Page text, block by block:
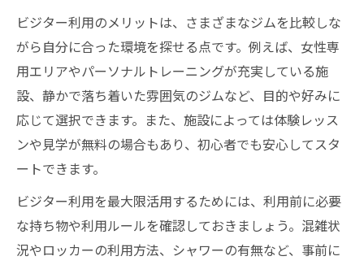
ビジター利用のメリットは、さまざまなジムを比較しな
がら自分に合った環境を探せる点です。例えば、女性専
用エリアやパーソナルトレーニングが充実している施
設、静かで落ち着いた雰囲気のジムなど、目的や好みに
応じて選択できます。また、施設によっては体験レッス
ンや見学が無料の場合もあり、初心者でも安心してスタ
ートできます。
ビジター利用を最大限活用するためには、利用前に必要
な持ち物や利用ルールを確認しておきましょう。混雑状
況やロッカーの利用方法、シャワーの有無など、事前に